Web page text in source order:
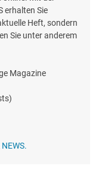
erhalten Sie
Heft, sondern
Sie unter anderem
Magazine